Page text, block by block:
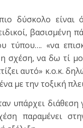
δύσκολο είναι
βασισμένη
τύπου…. «να
η σχέση, να δω τί
αυτό» κ.ο.κ.
με την τοξική
υπάρχει διάθεση
παραμένει